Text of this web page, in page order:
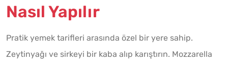
Nasıl Yapılır
Pratik yemek tarifleri arasında özel bir yere sahip.
Zeytinyağı ve sirkeyi bir kaba alıp karıştırın. Mozzarella